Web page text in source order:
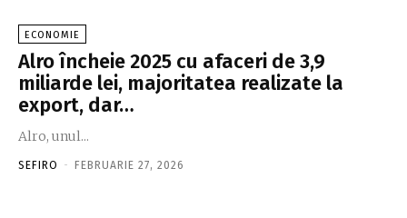
ECONOMIE
Alro încheie 2025 cu afaceri de 3,9
miliarde lei, majoritatea realizate la
export, dar…
Alro, unul...
SEFIRO - FEBRUARIE 27, 2026